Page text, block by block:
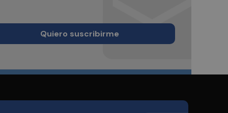
Quiero suscribirme